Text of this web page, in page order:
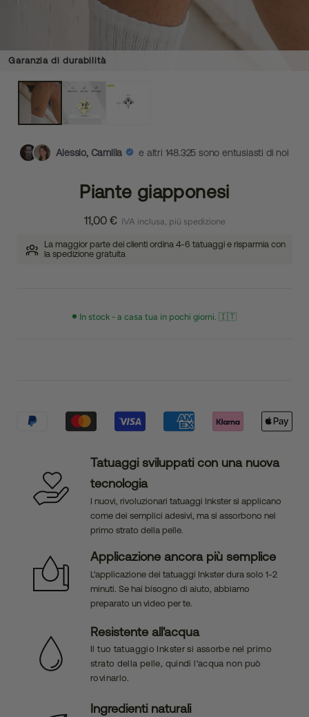
Garanzia di durabilità
Alessio, Camilla e altri 148.325 sono entusiasti di noi
Piante giapponesi
11,00 € IVA inclusa, più spedizione
La maggior parte dei clienti ordina 4-6 tatuaggi e risparmia con
la spedizione gratuita
In stock - a casa tua in pochi giorni. 🇮🇹
Tatuaggi sviluppati con una nuova
tecnologia
I nuovi, rivoluzionari tatuaggi Inkster si applicano
come dei semplici adesivi, ma si assorbono nel
primo strato della pelle.
Applicazione ancora più semplice
L'applicazione dei tatuaggi Inkster dura solo 1-2
minuti. Se hai bisogno di aiuto, abbiamo
preparato un video per te.
Resistente all'acqua
Il tuo tatuaggio Inkster si assorbe nel primo
strato della pelle, quindi l'acqua non può
rovinarlo.
Ingredienti naturali